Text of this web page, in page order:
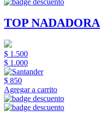
TOP NADADORA
$ 1.500
$ 1.000
$ 850
Agregar a carrito